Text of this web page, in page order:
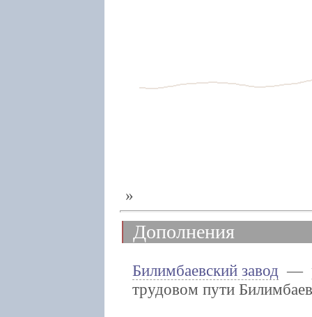
Дополнения
Билимбаевский завод —
трудовом пути